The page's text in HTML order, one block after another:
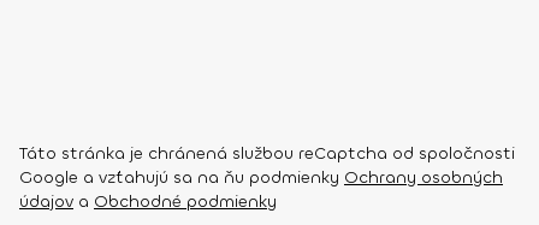
Táto stránka je chránená službou reCaptcha od spoločnosti
Google a vzťahujú sa na ňu podmienky Ochrany osobných
údajov a Obchodné podmienky